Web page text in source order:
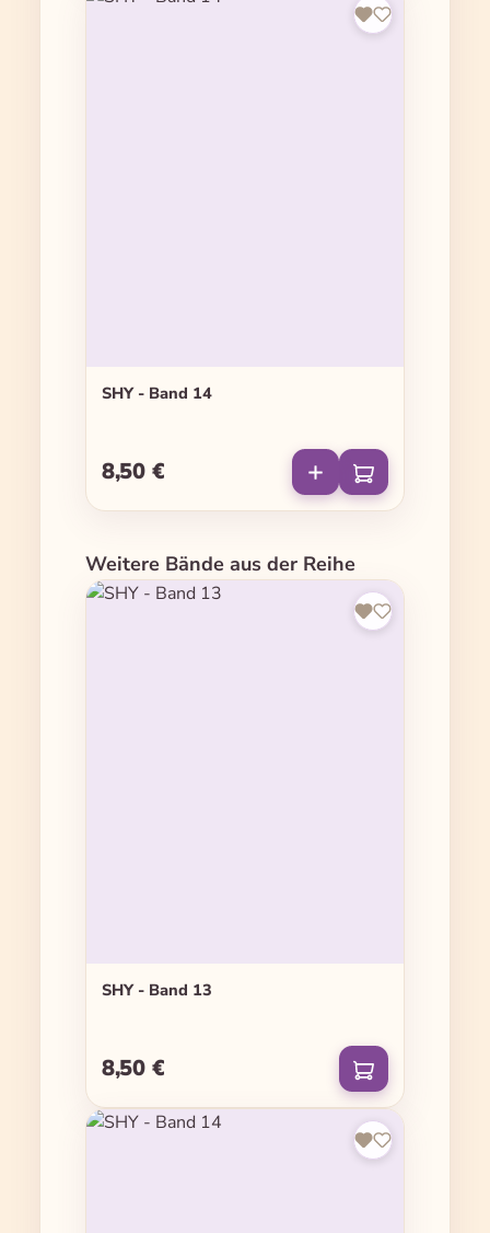
SHY - Band 14
Regulärer Preis:
8,50 €
Produktgalerie überspringen
Weitere Bände aus der Reihe
SHY - Band 13
Regulärer Preis:
8,50 €